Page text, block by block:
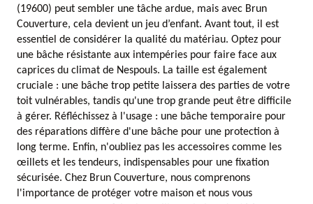
(19600) peut sembler une tâche ardue, mais avec Brun
Couverture, cela devient un jeu d’enfant. Avant tout, il est
essentiel de considérer la qualité du matériau. Optez pour
une bâche résistante aux intempéries pour faire face aux
caprices du climat de Nespouls. La taille est également
cruciale : une bâche trop petite laissera des parties de votre
toit vulnérables, tandis qu'une trop grande peut être difficile
à gérer. Réfléchissez à l'usage : une bâche temporaire pour
des réparations diffère d'une bâche pour une protection à
long terme. Enfin, n'oubliez pas les accessoires comme les
œillets et les tendeurs, indispensables pour une fixation
sécurisée. Chez Brun Couverture, nous comprenons
l'importance de protéger votre maison et nous vous